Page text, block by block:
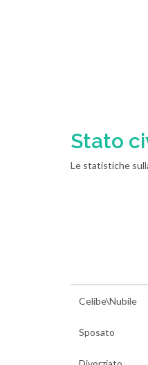
Stato
Le statistiche
Celibe\Nubile
Sposato